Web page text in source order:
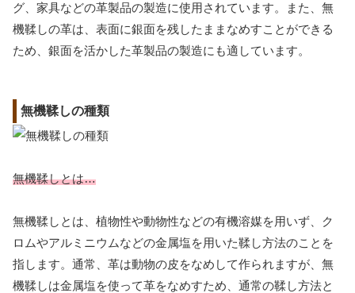
グ、家具などの革製品の製造に使用されています。また、無
機鞣しの革は、表面に銀面を残したままなめすことができる
ため、銀面を活かした革製品の製造にも適しています。
無機鞣しの種類
無機鞣しとは…
無機鞣しとは、植物性や動物性などの有機溶媒を用いず、ク
ロムやアルミニウムなどの金属塩を用いた鞣し方法のことを
指します。通常、革は動物の皮をなめして作られますが、無
機鞣しは金属塩を使って革をなめすため、通常の鞣し方法と